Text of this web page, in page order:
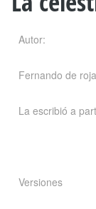
Autor:
Fernando de
La escribió a
Versiones